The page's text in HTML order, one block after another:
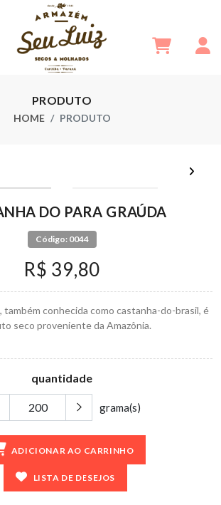
PRODUTO
HOME PRODUTO
DO PARA GRAÚDA
Código: 0044
R$ 39,80
também conhecida como castanha-do-brasil, é
seco proveniente da Amazônia.
quantidade
grama(s)
ADICIONAR AO CARRINHO
LISTA DE DESEJOS